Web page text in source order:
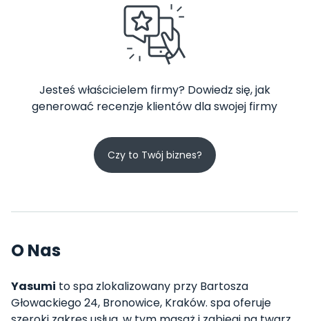
Jesteś właścicielem firmy? Dowiedz się, jak
generować recenzje klientów dla swojej firmy
Czy to Twój biznes?
O Nas
Yasumi to spa zlokalizowany przy Bartosza
Głowackiego 24, Bronowice, Kraków. spa oferuje